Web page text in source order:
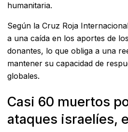
humanitaria.
Según la Cruz Roja
a una caída en los aportes de
donantes, lo que obliga a una
mantener su capacidad de
globales.
Casi 60 muertos
ataques israelíes,